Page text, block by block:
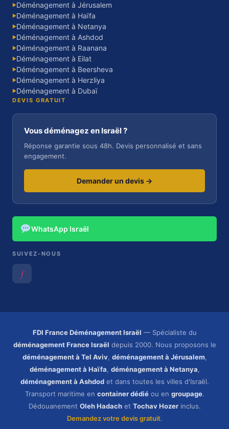
▶Déménagement à Jérusalem
▶Déménagement à Haïfa
▶Déménagement à Netanya
▶Déménagement à Ashdod
▶Déménagement à Raanana
▶Déménagement à Eilat
▶Déménagement à Beersheva
▶Déménagement à Herzliya
▶Déménagement à Dubaï
DEVIS GRATUIT
Vous déménagez en Israël ?
Réponse garantie sous 48h. Devis personnalisé et sans
engagement.
Demander un devis →
WhatsApp Israël
SUIVEZ-NOUS
𝑓
FDI France Déménagement Israël — Spécialiste du
déménagement France Israël depuis 2000. Nous proposons le
déménagement à Tel Aviv, déménagement à Jérusalem,
déménagement à Haïfa, déménagement à Netanya,
déménagement à Ashdodet dans toutes les villes d'Israël.
Transport maritime en container dédiéou en groupage.
Dédouanement Oleh Hadachet Tochav Hozerinclus.
Demandez votre devis gratuit.